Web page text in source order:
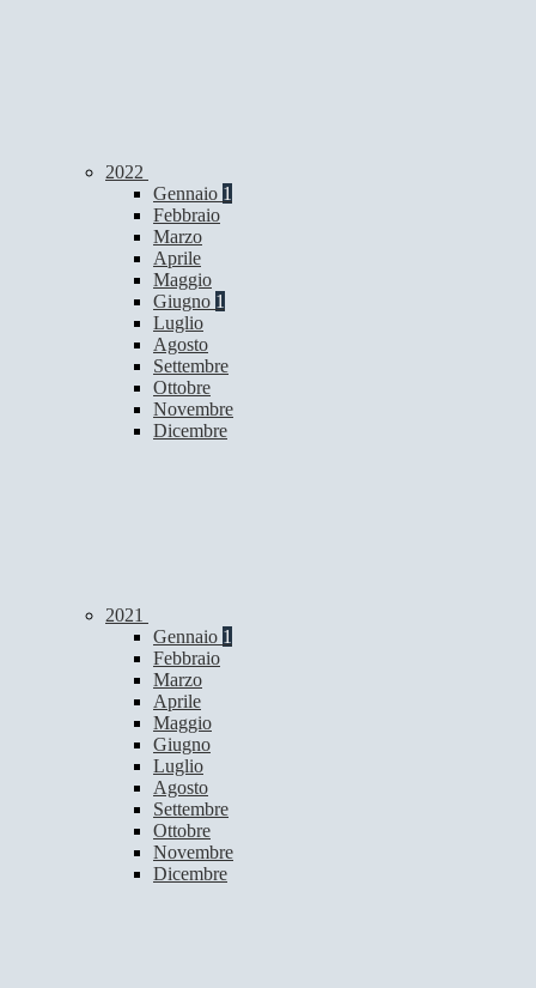
2022
Gennaio 1
Febbraio
Marzo
Aprile
Maggio
Giugno 1
Luglio
Agosto
Settembre
Ottobre
Novembre
Dicembre
2021
Gennaio 1
Febbraio
Marzo
Aprile
Maggio
Giugno
Luglio
Agosto
Settembre
Ottobre
Novembre
Dicembre